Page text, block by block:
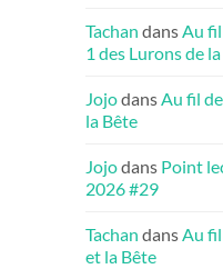
Tachan dansAu fil
1 des Lurons de
JojodansAu fil
la Bête
Jojodans Point
2026 #29
Tachan dansAu fil
et la Bête